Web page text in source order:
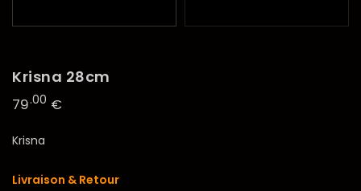
Krisna 28cm
79.00 €
Krisna
Livraison & Retour